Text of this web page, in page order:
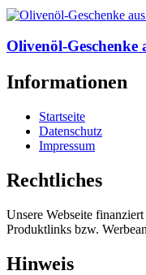
Olivenöl-Geschenke
Informationen
Startseite
Datenschutz
Impressum
Rechtliches
Unsere Webseite
Produktlinks bzw.
Hinweis